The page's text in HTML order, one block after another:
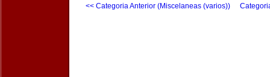
<< Categoria Anterior (Miscelaneas (varios))